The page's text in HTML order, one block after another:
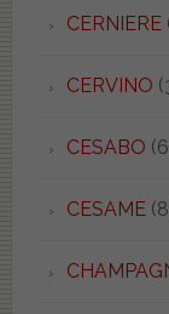
CERNIERE
CERVINO
CESABO
CESAME